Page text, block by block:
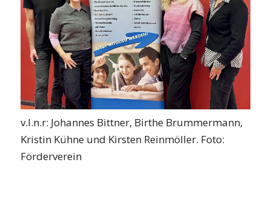
v.l.n.r: Johannes Bittner, Birthe Brummermann,
Kristin Kühne und Kirsten Reinmöller. Foto:
Förderverein